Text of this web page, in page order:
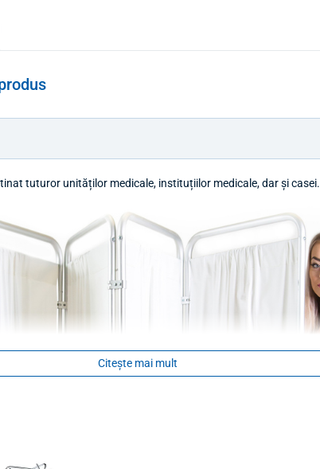
tuturor unităților medicale, instituțiilor medicale, dar și casei.
Citește mai mult